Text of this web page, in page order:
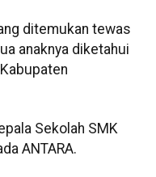
ditemukan tewas
anaknya diketahui
Sekolah SMK
ANTARA.